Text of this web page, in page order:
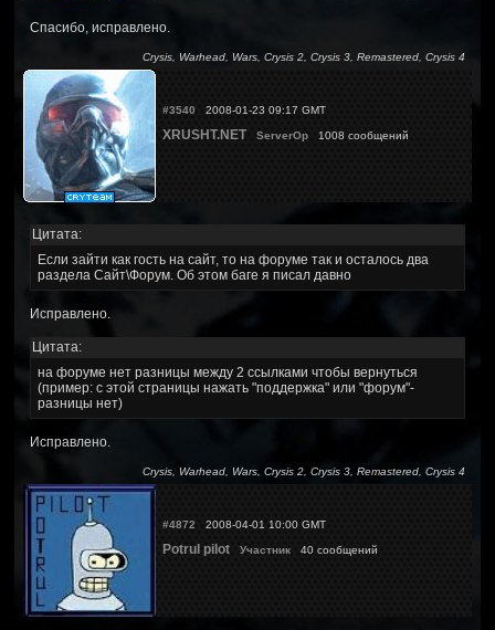
Спасибо, исправлено.
Crysis, Warhead, Wars, Crysis 2, Crysis 3, Remastered, Crysis 4
#3540 2008-01-23 09:17 GMT
XRUSHT.NET ServerOp 1008 сообщений
Цитата:
Если зайти как гость на сайт, то на форуме так и осталось два
раздела Сайт\Форум. Об этом баге я писал давно
Исправлено.
Цитата:
на форуме нет разницы между 2 ссылками чтобы вернуться
(пример: с этой страницы нажать "поддержка" или "форум"-
разницы нет)
Исправлено.
Crysis, Warhead, Wars, Crysis 2, Crysis 3, Remastered, Crysis 4
#4872 2008-04-01 10:00 GMT
Potrul pilot Участник 40 сообщений